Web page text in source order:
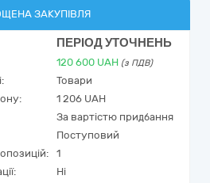
ЗАКУПІВЛЯ
ПЕРІОД УТОЧНЕНЬ
120 600 UAH (з ПДВ)
Товари
1 206 UAH
За вартістю придбання
Поступовий
1
Ні